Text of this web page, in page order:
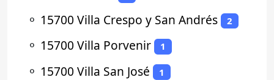
⚬ 15700 Villa Crespo y San Andrés 2
⚬ 15700 Villa Porvenir 1
⚬ 15700 Villa San José 1